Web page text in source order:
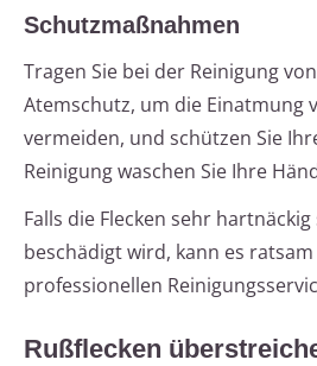
Schutzmaßnahmen
Tragen Sie bei der Reinigung
Atemschutz, um die Einatmung
vermeiden, und schützen Sie
Reinigung waschen Sie Ihre
Falls die Flecken sehr
beschädigt wird, kann es
professionellen
Rußflecken